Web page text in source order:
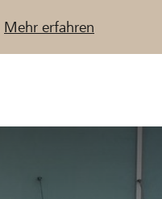
Mehr erfahren